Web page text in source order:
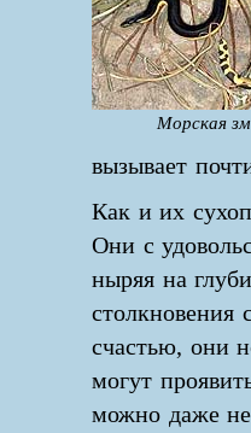
Морская
вызывает
Как и их
Они с
ныряя на
счастью, они
могут
можно даже не